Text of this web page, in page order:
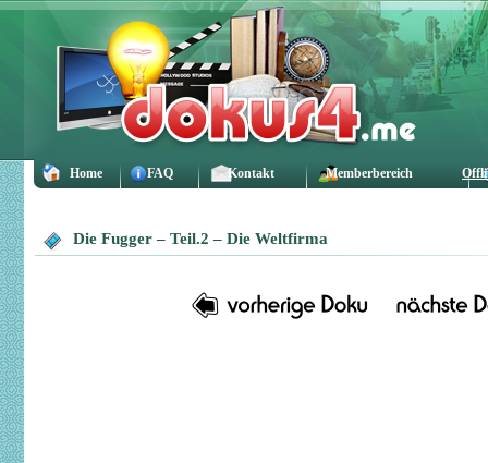
Home FAQ Kontakt Memberbereich
Die Fugger – Teil.2 – Die Weltfirma